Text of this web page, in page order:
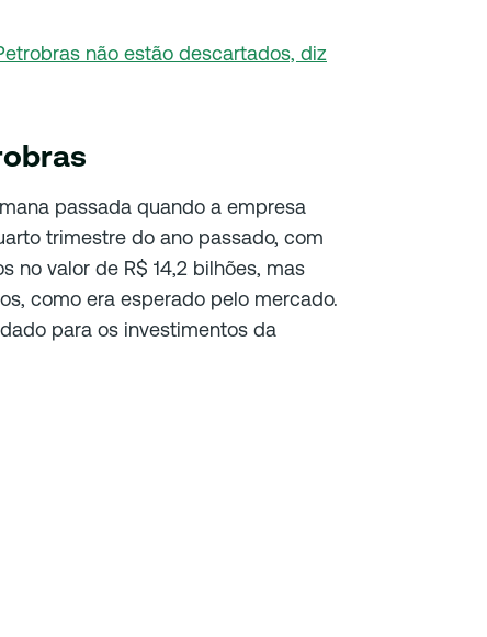
não estão descartados, diz
passada quando a empresa
trimestre do ano passado, com
no valor de R$ 14,2 bilhões, mas
como era esperado pelo mercado.
para os investimentos da